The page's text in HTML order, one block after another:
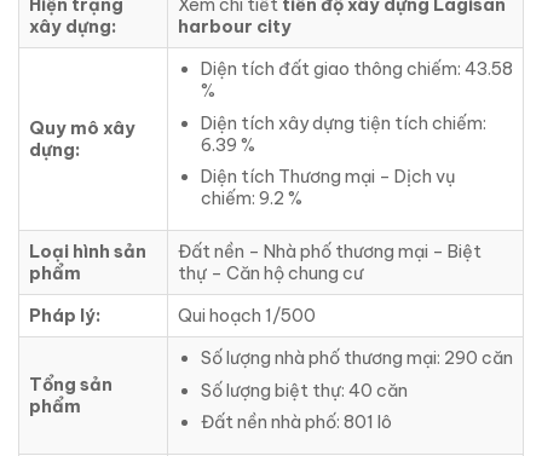
Hiện trạng
xây dựng:
Xem chi tiết tiến độ xây dựng Lagisan
harbour city
Quy mô xây
dựng:
Diện tích đất giao thông chiếm: 43.58
%
Diện tích xây dựng tiện tích chiếm:
6.39 %
Diện tích Thương mại – Dịch vụ
chiếm: 9.2 %
Loại hình sản
phẩm
Đất nền – Nhà phố thương mại – Biệt
thự – Căn hộ chung cư
Pháp lý:
Qui hoạch 1/500
Tổng sản
phẩm
Số lượng nhà phố thương mại: 290 căn
Số lượng biệt thự: 40 căn
Đất nền nhà phố: 801 lô